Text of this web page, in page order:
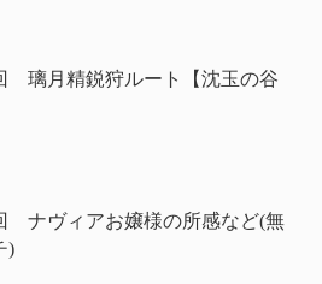
璃月精鋭狩ルート【沈玉の谷
ナヴィアお嬢様の所感など(無
)